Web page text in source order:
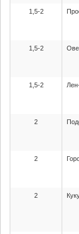
1,5-2
1,5-2
1,5-2
2
2
2